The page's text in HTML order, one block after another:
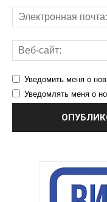
Уведомить меня о
Уведомлять меня о